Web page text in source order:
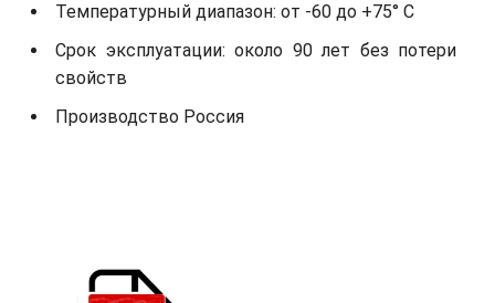
Температурный диапазон: от -60 до +75° С
Срок эксплуатации: около 90 лет без потери
свойств
Производство Россия